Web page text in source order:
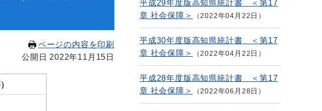
ページの内容を印刷
公開日 2022年11月15日
平成29年度版高知県統計書 ＜第17
章 社会保障＞
2022年04月22日
平成30年度版高知県統計書 ＜第17
章 社会保障＞
2022年04月22日
平成28年度版高知県統計書 ＜第17
章 社会保障＞
2022年06月28日